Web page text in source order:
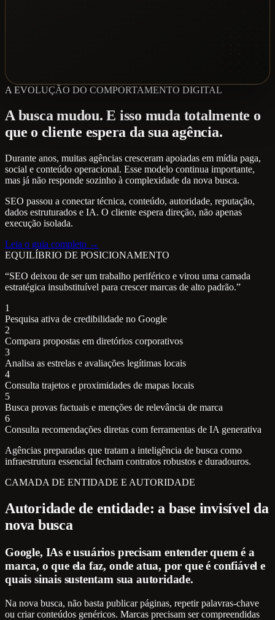
A EVOLUÇÃO DO COMPORTAMENTO DIGITAL
A busca mudou. E isso muda totalmente o
que o cliente espera da sua agência.
Durante anos, muitas agências cresceram apoiadas em mídia paga,
social e conteúdo operacional. Esse modelo continua importante,
mas já não responde sozinho à complexidade da nova busca.
SEO passou a conectar técnica, conteúdo, autoridade, reputação,
dados estruturados e IA. O cliente espera direção, não apenas
execução isolada.
Leia o guia completo →
EQUILÍBRIO DE POSICIONAMENTO
“SEO deixou de ser um trabalho periférico e virou uma camada
estratégica insubstituível para crescer marcas de alto padrão.”
1
Pesquisa ativa de credibilidade no Google
2
Compara propostas em diretórios corporativos
3
Analisa as estrelas e avaliações legítimas locais
4
Consulta trajetos e proximidades de mapas locais
5
Busca provas factuais e menções de relevância de marca
6
Consulta recomendações diretas com ferramentas de IA generativa
Agências preparadas que tratam a inteligência de busca como
infraestrutura essencial fecham contratos robustos e duradouros.
CAMADA DE ENTIDADE E AUTORIDADE
Autoridade de entidade: a base invisível da
nova busca
Google, IAs e usuários precisam entender quem é a
marca, o que ela faz, onde atua, por que é confiável e
quais sinais sustentam sua autoridade.
Na nova busca, não basta publicar páginas, repetir palavras-chave
ou criar conteúdos genéricos. Marcas precisam ser compreendidas